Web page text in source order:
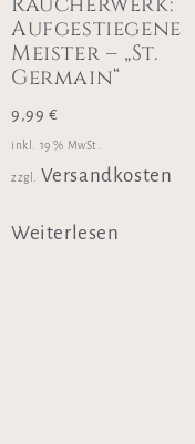
Aufgestiegene
Meister – „St.
Germain“
9,99 €
inkl. 19 % MwSt.
zzgl. Versandkosten
Weiterlesen